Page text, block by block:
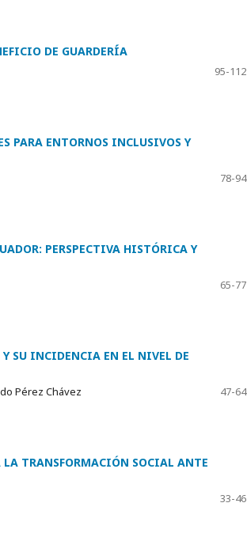
DE GUARDERÍA
95-112
PARA ENTORNOS INCLUSIVOS Y
78-94
PERSPECTIVA HISTÓRICA Y
65-77
SU INCIDENCIA EN EL NIVEL DE
Pérez Chávez
47-64
LA TRANSFORMACIÓN SOCIAL ANTE
33-46